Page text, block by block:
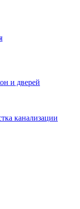
и дверей
канализации